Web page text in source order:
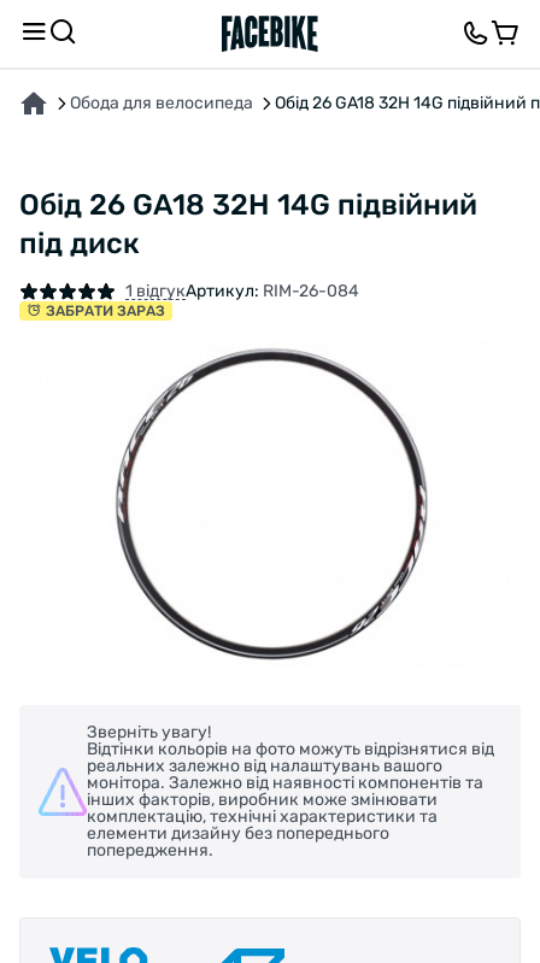
Обода для велосипеда Обід 26 GA18 32H 14G підвійний
Обід 26 GA18 32H 14G підвійний
під диск
1 відгукАртикул: RIM-26-084
ЗАБРАТИ ЗАРАЗ
Зверніть увагу!
Відтінки кольорів на фото можуть відрізнятися від
реальних залежно від налаштувань вашого
монітора. Залежно від наявності компонентів та
інших факторів, виробник може змінювати
комплектацію, технічні характеристики та
елементи дизайну без попереднього
попередження.
ПРО ТОВАР ХАРАКТЕРИСТИКИОПИС ВІДГУКИ ТА ЗАПИТАННЯ